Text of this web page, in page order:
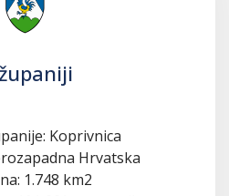
Koprivnica
Hrvatska
1.748 km2